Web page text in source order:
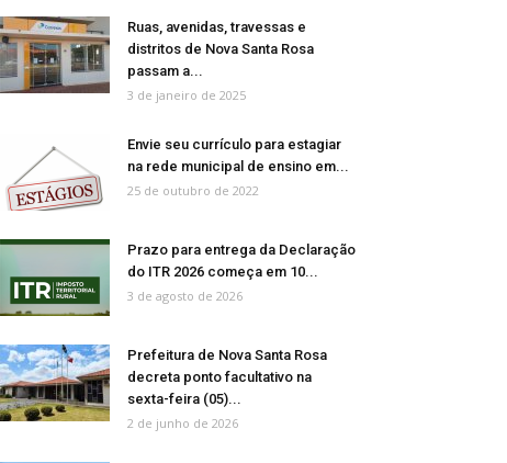
Ruas, avenidas, travessas e
distritos de Nova Santa Rosa
passam a...
3 de janeiro de 2025
Envie seu currículo para estagiar
na rede municipal de ensino em...
25 de outubro de 2022
Prazo para entrega da Declaração
do ITR 2026 começa em 10...
3 de agosto de 2026
Prefeitura de Nova Santa Rosa
decreta ponto facultativo na
sexta-feira (05)...
2 de junho de 2026